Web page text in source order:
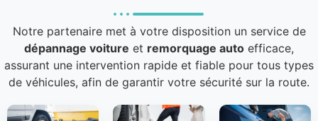
Notre partenaire met à votre disposition un service de
dépannage voiture et remorquage auto efficace,
assurant une intervention rapide et fiable pour tous types
de véhicules, afin de garantir votre sécurité sur la route.